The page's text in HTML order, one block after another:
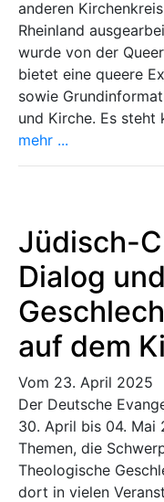
anderen
Rheinland
wurde von der
bietet eine queere
sowie
und Kirche. Es
mehr ...
Jüdisch-
Dialog
auf dem
Vom 23. April 2025
Der Deutsche
30. April bis 04. Mai
Themen, die
Theologische
dort in vielen